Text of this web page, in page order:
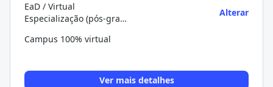
EaD / Virtual
Especialização (pós-graduação)
Alterar
Campus 100% virtual
Ver mais detalhes